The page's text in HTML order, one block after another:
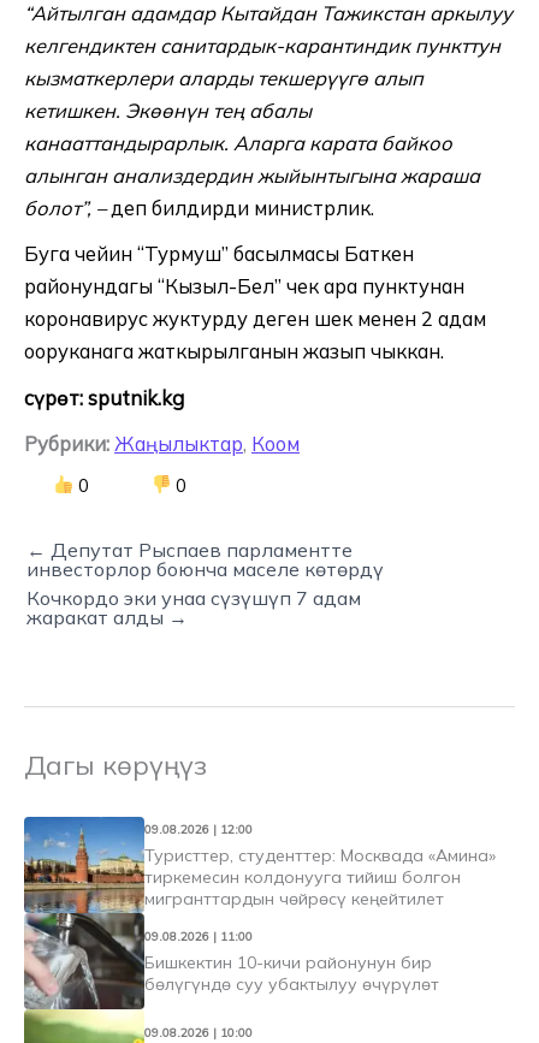
“Айтылган адамдар Кытайдан Тажикстан аркылуу
келгендиктен санитардык-карантиндик пункттун
кызматкерлери аларды текшерүүгө алып
кетишкен. Экөөнүн тең абалы
канааттандырарлык. Аларга карата байкоо
алынган анализдердин жыйынтыгына жараша
болот”, –деп билдирди министрлик.
Буга чейин “Турмуш” басылмасы Баткен
районундагы “Кызыл-Бел” чек ара пунктунан
коронавирус жуктурду деген шек менен 2 адам
ооруканага жаткырылганын жазып чыккан.
сүрөт: sputnik.kg
Рубрики: Жаңылыктар, Коом
0 0
← Депутат Рыспаев парламентте
инвесторлор боюнча маселе көтөрдү
Кочкордо эки унаа сүзүшүп 7 адам
жаракат алды →
Дагы көрүңүз
09.08.2026 | 12:00
Туристтер, студенттер: Москвада «Амина»
тиркемесин колдонууга тийиш болгон
мигранттардын чөйрөсү кеңейтилет
09.08.2026 | 11:00
Бишкектин 10-кичи районунун бир
бөлүгүндө суу убактылуу өчүрүлөт
09.08.2026 | 10:00